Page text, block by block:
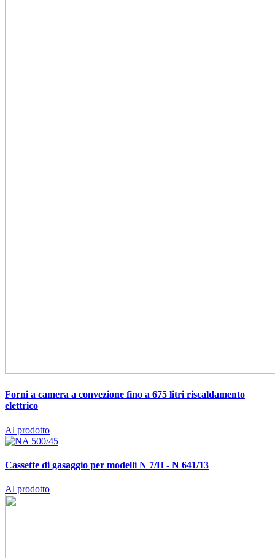
Forni a camera a convezione fino a 675 litririscaldamento
elettrico
Al prodotto
Cassette di gasaggio per modelli N 7/H - N 641/13
Al prodotto